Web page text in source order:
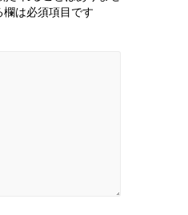
欄は必須項目です